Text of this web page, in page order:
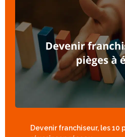
Devenir franchiseur, les